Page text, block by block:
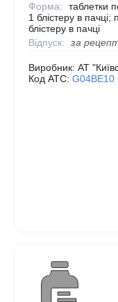
Форма:
таблетки
1 блістеру в пачці;
блістеру в пачці
Відпуск:
за
Виробник: АТ
Код ATC: G04BE10